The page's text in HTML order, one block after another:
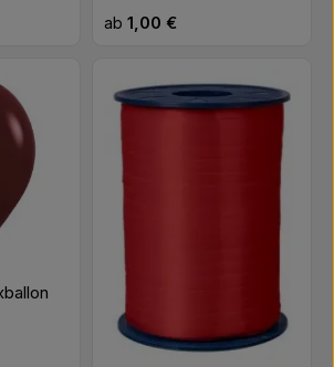
Regulärer Preis:
ab1,00 €